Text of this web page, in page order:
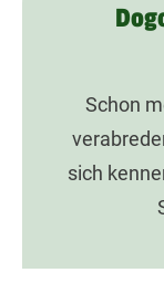
Schon
sich